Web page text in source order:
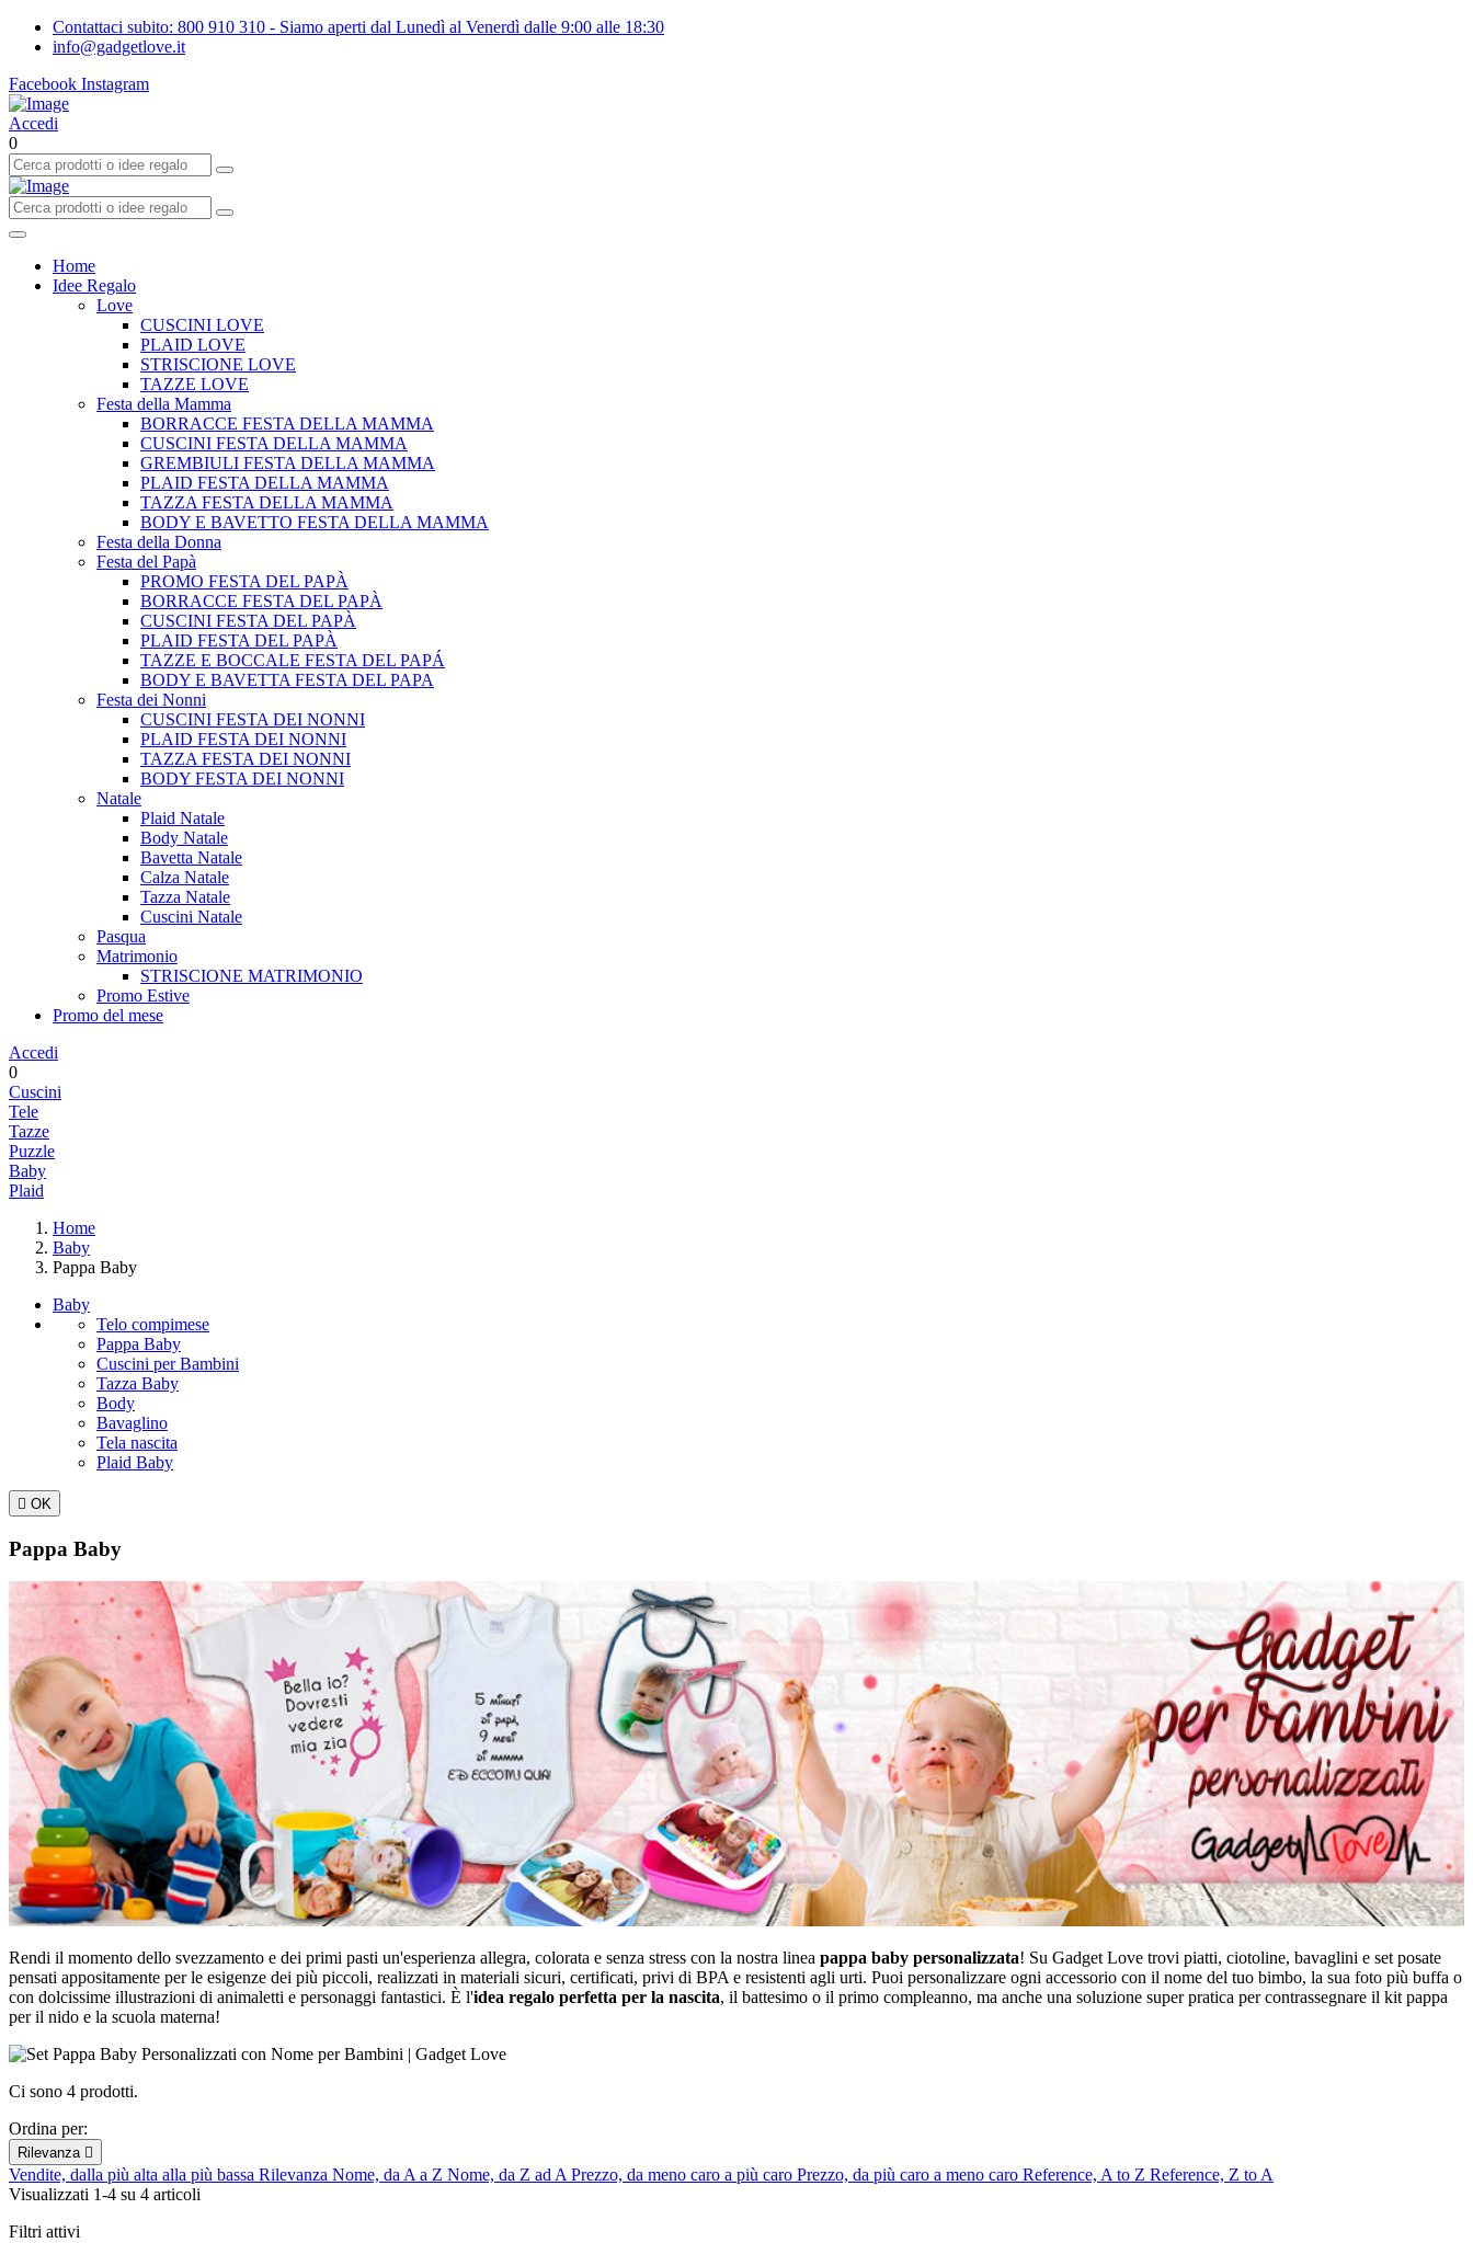
Contattaci subito: 800 910 310 - Siamo aperti dal Lunedì al Venerdì dalle 9:00 alle 18:30
info@gadgetlove.it
Facebook Instagram
Accedi
0
Home
Idee Regalo
Love
CUSCINI LOVE
PLAID LOVE
STRISCIONE LOVE
TAZZE LOVE
Festa della Mamma
BORRACCE FESTA DELLA MAMMA
CUSCINI FESTA DELLA MAMMA
GREMBIULI FESTA DELLA MAMMA
PLAID FESTA DELLA MAMMA
TAZZA FESTA DELLA MAMMA
BODY E BAVETTO FESTA DELLA MAMMA
Festa della Donna
Festa del Papà
PROMO FESTA DEL PAPÀ
BORRACCE FESTA DEL PAPÀ
CUSCINI FESTA DEL PAPÀ
PLAID FESTA DEL PAPÀ
TAZZE E BOCCALE FESTA DEL PAPÁ
BODY E BAVETTA FESTA DEL PAPA
Festa dei Nonni
CUSCINI FESTA DEI NONNI
PLAID FESTA DEI NONNI
TAZZA FESTA DEI NONNI
BODY FESTA DEI NONNI
Natale
Plaid Natale
Body Natale
Bavetta Natale
Calza Natale
Tazza Natale
Cuscini Natale
Pasqua
Matrimonio
STRISCIONE MATRIMONIO
Promo Estive
Promo del mese
Accedi
0
Cuscini
Tele
Tazze
Puzzle
Baby
Plaid
Home
Baby
Pappa Baby
Baby
Telo compimese
Pappa Baby
Cuscini per Bambini
Tazza Baby
Body
Bavaglino
Tela nascita
Plaid Baby
 OK
Pappa Baby
Rendi il momento dello svezzamento e dei primi pasti un'esperienza allegra, colorata e senza stress con la nostra linea pappa baby personalizzata! Su Gadget Love trovi piatti, ciotoline, bavaglini e set posate
pensati appositamente per le esigenze dei più piccoli, realizzati in materiali sicuri, certificati, privi di BPA e resistenti agli urti. Puoi personalizzare ogni accessorio con il nome del tuo bimbo, la sua foto più buffa o
con dolcissime illustrazioni di animaletti e personaggi fantastici. È l'idea regalo perfetta per la nascita, il battesimo o il primo compleanno, ma anche una soluzione super pratica per contrassegnare il kit pappa
per il nido e la scuola materna!
Ci sono 4 prodotti.
Ordina per:
Rilevanza 
Vendite, dalla più alta alla più bassa Rilevanza Nome, da A a Z Nome, da Z ad A Prezzo, da meno caro a più caro Prezzo, da più caro a meno caro Reference, A to Z Reference, Z to A
Visualizzati 1-4 su 4 articoli
Filtri attivi